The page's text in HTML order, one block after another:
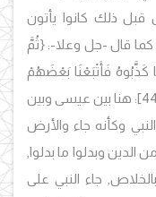
قبل ذلك كانوا يأتون
قال -جل وعلا-: {ثُمَّ
كَذَّبُوهُ فَأَتْبَعْنَا بَعْضَهُمْ
: هنا بين عيسى وبين
وكأنه جاء والأرض
وبدلوا ما بدلوا,
جاء النبي على